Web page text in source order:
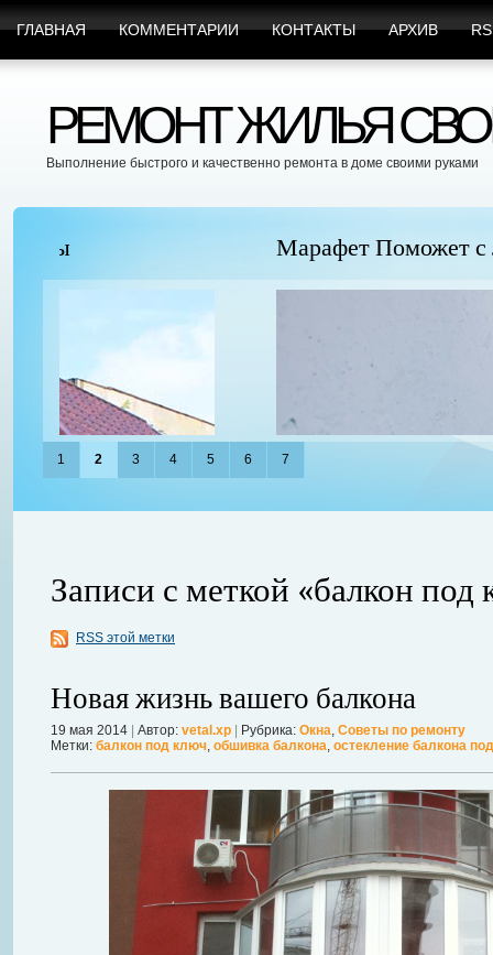
ГЛАВНАЯ КОММЕНТАРИИ КОНТАКТЫ АРХИВ
РЕМОНТ ЖИЛЬЯ
Выполнение быстрого и качественно ремонта в доме своими руками
Марафет Поможет с Любыми Видами
Когда в вашем доме появляются клопы, тараканы, грызуны или
настроение и вызывает волнение. Большинство из паразитов
течение пары недель их может стать уже вдвое, а то и втрое
в первые часы принять меры. А именно: обратиться в проверенную
1 2 3 4 5 6 7
Записи с меткой «балкон под
RSS этой метки
Новая жизнь вашего балкона
19 мая 2014 Автор: vetal.xp Рубрика: Окна, Советы по ремонту
Метки: балкон под ключ, обшивка балкона, остекление балкона